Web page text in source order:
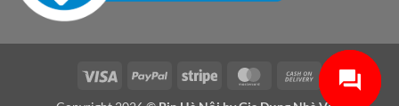
Visa PayPal Stripe MasterCardCash
On